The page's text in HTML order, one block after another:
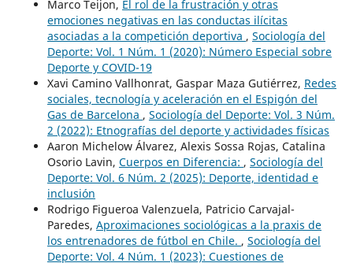
Marco Teijon, El rol de la frustración y otras
emociones negativas en las conductas ilícitas
asociadas a la competición deportiva , Sociología del
Deporte: Vol. 1 Núm. 1 (2020): Número Especial sobre
Deporte y COVID-19
Xavi Camino Vallhonrat, Gaspar Maza Gutiérrez, Redes
sociales, tecnología y aceleración en el Espigón del
Gas de Barcelona , Sociología del Deporte: Vol. 3 Núm.
2 (2022): Etnografías del deporte y actividades físicas
Aaron Michelow Álvarez, Alexis Sossa Rojas, Catalina
Osorio Lavin, Cuerpos en Diferencia: , Sociología del
Deporte: Vol. 6 Núm. 2 (2025): Deporte, identidad e
inclusión
Rodrigo Figueroa Valenzuela, Patricio Carvajal-
Paredes, Aproximaciones sociológicas a la praxis de
los entrenadores de fútbol en Chile. , Sociología del
Deporte: Vol. 4 Núm. 1 (2023): Cuestiones de